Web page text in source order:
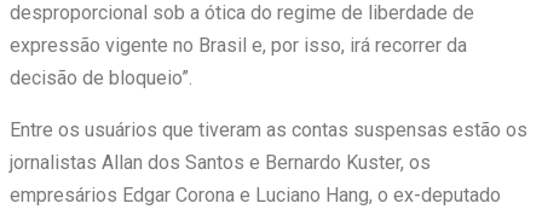
desproporcional sob a ótica do regime de liberdade de
expressão vigente no Brasil e, por isso, irá recorrer da
decisão de bloqueio”.
Entre os usuários que tiveram as contas suspensas estão os
jornalistas Allan dos Santos e Bernardo Kuster, os
empresários Edgar Corona e Luciano Hang, o ex-deputado